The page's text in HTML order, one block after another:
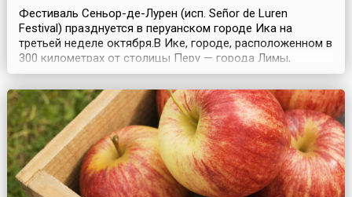
Фестиваль Сеньор-де-Лурен (исп. Señor de Luren
Festival) празднуется в перуанском городе Ика на
третьей неделе октября.В Ике, городе, расположенном в
300 километрах от столицы Перу — города Лимы,
проходит религиозное шествие в честь покровителя
города Иисуса Христа, на которое собирается большое
количество местных жителей и туристов, и
организовываются красочные ярмарки, игры и другие
развлека...